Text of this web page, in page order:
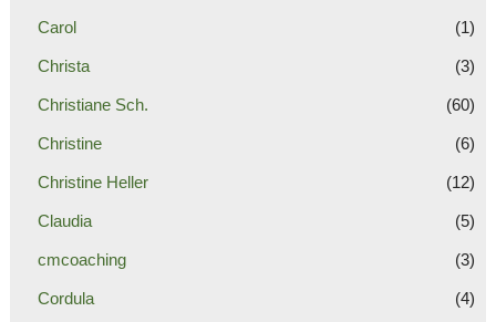
Carol (1)
Christa (3)
Christiane Sch. (60)
Christine (6)
Christine Heller (12)
Claudia (5)
cmcoaching (3)
Cordula (4)